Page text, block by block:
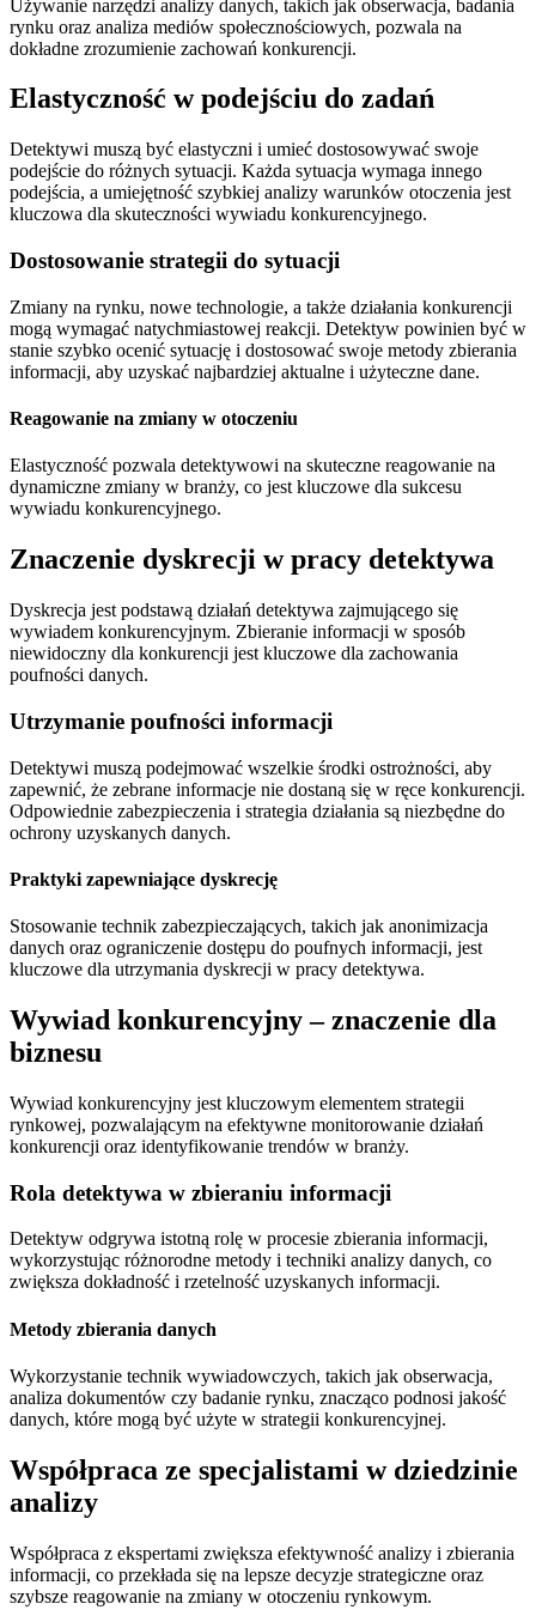
Używanie narzędzi analizy danych, takich jak obserwacja, badania
rynku oraz analiza mediów społecznościowych, pozwala na
dokładne zrozumienie zachowań konkurencji.
Elastyczność w podejściu do zadań
Detektywi muszą być elastyczni i umieć dostosowywać swoje
podejście do różnych sytuacji. Każda sytuacja wymaga innego
podejścia, a umiejętność szybkiej analizy warunków otoczenia jest
kluczowa dla skuteczności wywiadu konkurencyjnego.
Dostosowanie strategii do sytuacji
Zmiany na rynku, nowe technologie, a także działania konkurencji
mogą wymagać natychmiastowej reakcji. Detektyw powinien być w
stanie szybko ocenić sytuację i dostosować swoje metody zbierania
informacji, aby uzyskać najbardziej aktualne i użyteczne dane.
Reagowanie na zmiany w otoczeniu
Elastyczność pozwala detektywowi na skuteczne reagowanie na
dynamiczne zmiany w branży, co jest kluczowe dla sukcesu
wywiadu konkurencyjnego.
Znaczenie dyskrecji w pracy detektywa
Dyskrecja jest podstawą działań detektywa zajmującego się
wywiadem konkurencyjnym. Zbieranie informacji w sposób
niewidoczny dla konkurencji jest kluczowe dla zachowania
poufności danych.
Utrzymanie poufności informacji
Detektywi muszą podejmować wszelkie środki ostrożności, aby
zapewnić, że zebrane informacje nie dostaną się w ręce konkurencji.
Odpowiednie zabezpieczenia i strategia działania są niezbędne do
ochrony uzyskanych danych.
Praktyki zapewniające dyskrecję
Stosowanie technik zabezpieczających, takich jak anonimizacja
danych oraz ograniczenie dostępu do poufnych informacji, jest
kluczowe dla utrzymania dyskrecji w pracy detektywa.
Wywiad konkurencyjny – znaczenie dla
biznesu
Wywiad konkurencyjny jest kluczowym elementem strategii
rynkowej, pozwalającym na efektywne monitorowanie działań
konkurencji oraz identyfikowanie trendów w branży.
Rola detektywa w zbieraniu informacji
Detektyw odgrywa istotną rolę w procesie zbierania informacji,
wykorzystując różnorodne metody i techniki analizy danych, co
zwiększa dokładność i rzetelność uzyskanych informacji.
Metody zbierania danych
Wykorzystanie technik wywiadowczych, takich jak obserwacja,
analiza dokumentów czy badanie rynku, znacząco podnosi jakość
danych, które mogą być użyte w strategii konkurencyjnej.
Współpraca ze specjalistami w dziedzinie
analizy
Współpraca z ekspertami zwiększa efektywność analizy i zbierania
informacji, co przekłada się na lepsze decyzje strategiczne oraz
szybsze reagowanie na zmiany w otoczeniu rynkowym.